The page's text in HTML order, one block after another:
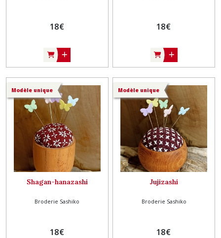
18€ 18€
Modèle unique
Shagan-hanazashi
Broderie Sashiko
18€
Modèle unique
Jujizashi
Broderie Sashiko
18€